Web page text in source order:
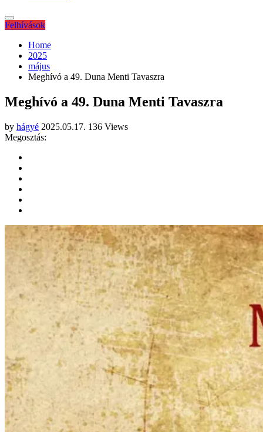
Felhívások
Home
2025
május
Meghívó a 49. Duna Menti Tavaszra
Meghívó a 49. Duna Menti Tavaszra
by hágyé 2025.05.17. 136 Views
Megosztás: